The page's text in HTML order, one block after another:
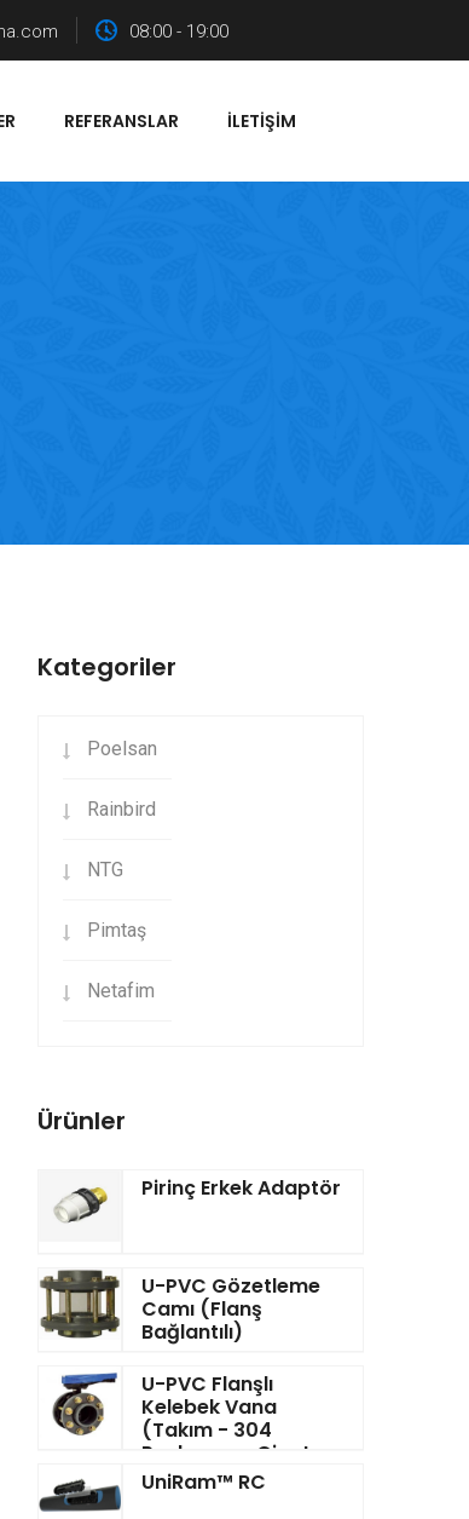
08:00 - 19:00
REFERANSLAR İLETIŞIM
Kategoriler
Poelsan
Rainbird
NTG
Pimtaş
Netafim
Ürünler
Pirinç Erkek Adaptör
U-PVC Gözetleme
Camı (Flanş
Bağlantılı)
U-PVC Flanşlı
Kelebek Vana
(Takım - 304
Paslanmaz Civata-
Somun Pul)
UniRam™ RC